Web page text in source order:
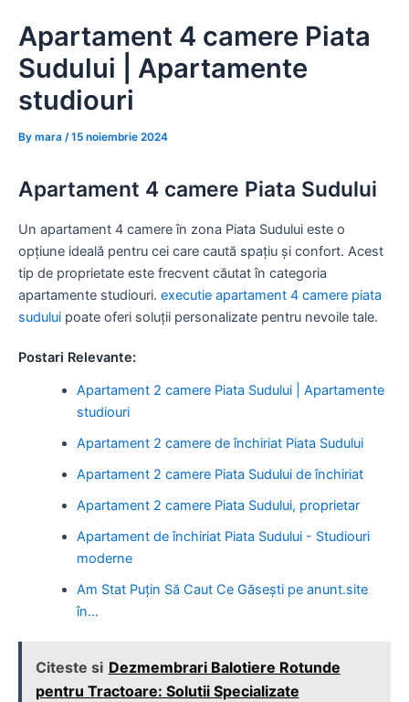
content
Apartament 4 camere Piata
Sudului | Apartamente
studiouri
By mara /15 noiembrie 2024
Apartament 4 camere Piata Sudului
Un apartament 4 camere în zona Piata Sudului este o
opțiune ideală pentru cei care caută spațiu și confort. Acest
tip de proprietate este frecvent căutat în categoria
apartamente studiouri. executie apartament 4 camere piata
sudului poate oferi soluții personalizate pentru nevoile tale.
Postari Relevante:
Apartament 2 camere Piata Sudului | Apartamente
studiouri
Apartament 2 camere de închiriat Piata Sudului
Apartament 2 camere Piata Sudului de închiriat
Apartament 2 camere Piata Sudului, proprietar
Apartament de închiriat Piata Sudului - Studiouri
moderne
Am Stat Puțin Să Caut Ce Găsești pe anunt.site
în…
Citeste si Dezmembrari Balotiere Rotunde
pentru Tractoare: Solutii Specializate